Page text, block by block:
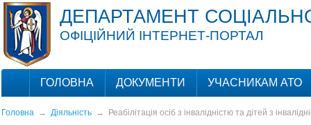
ДЕПАРТАМЕНТ
ОФІЦІЙНИЙ ІНТЕРНЕТ-ПОРТАЛ
ГОЛОВНА ДОКУМЕНТИ УЧАСНИКАМ АТО
Головна→ Діяльність→ Реабілітація осіб з інвалідністю та дітей з